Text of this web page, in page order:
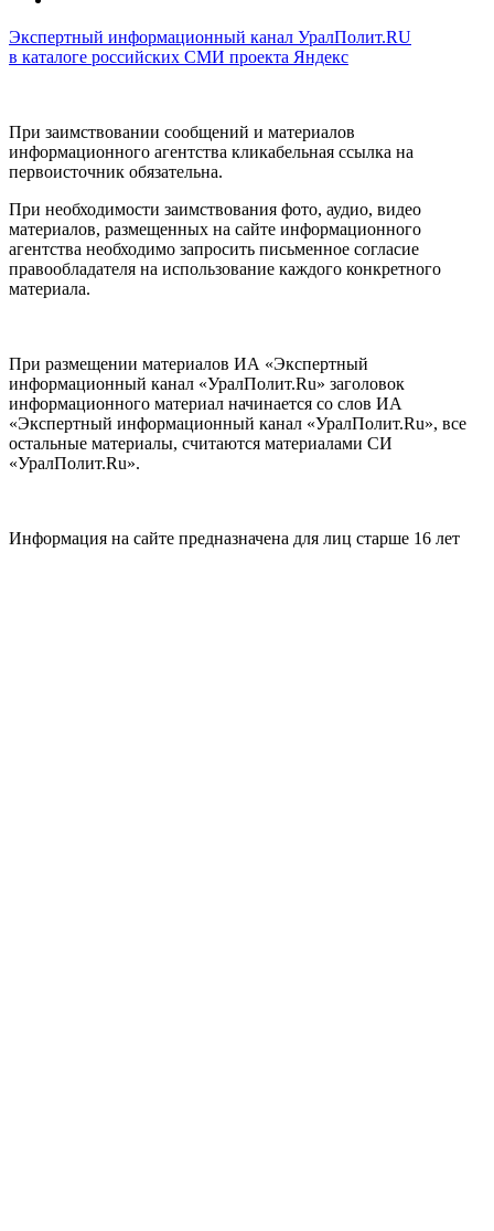
Экспертный информационный канал УралПолит.RU
в каталоге российских СМИ проекта Яндекс
При заимствовании сообщений и материалов
информационного агентства кликабельная ссылка на
первоисточник обязательна.
При необходимости заимствования фото, аудио, видео
материалов, размещенных на сайте информационного
агентства необходимо запросить письменное согласие
правообладателя на использование каждого конкретного
материала.
При размещении материалов ИА «Экспертный
информационный канал «УралПолит.Ru» заголовок
информационного материал начинается со слов ИА
«Экспертный информационный канал «УралПолит.Ru», все
остальные материалы, считаются материалами СИ
«УралПолит.Ru».
Информация на сайте предназначена для лиц старше 16 лет